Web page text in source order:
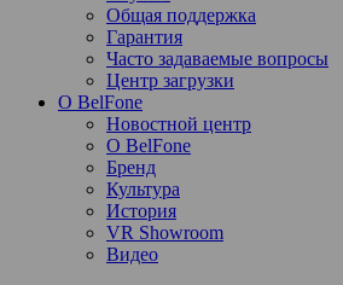
Общая поддержка
Гарантия
Часто задаваемые вопросы
Центр загрузки
О BelFone
Новостной центр
О BelFone
Бренд
Культура
История
VR Showroom
Видео